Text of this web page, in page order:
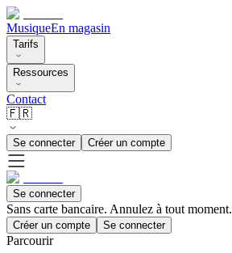
MusiqueEn magasin
Tarifs
Ressources
Contact
🇫🇷
Se connecter Créer un compte
Se connecter
Sans carte bancaire. Annulez à tout moment.
Créer un compte Se connecter
Parcourir